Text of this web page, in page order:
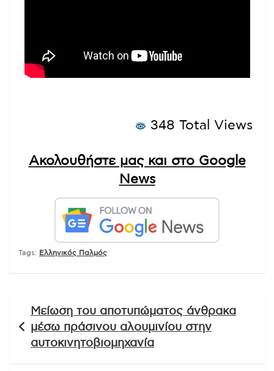
348 Total Views
Ακολουθήστε μας και στο Google
News
Tags: Ελληνικός Παλμός
άρθρων
Μείωση του αποτυπώματος άνθρακα
μέσω πράσινου αλουμινίου στην
αυτοκινητοβιομηχανία